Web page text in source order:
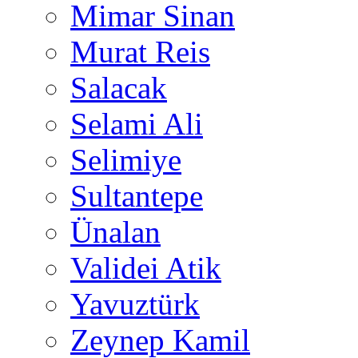
Mimar Sinan
Murat Reis
Salacak
Selami Ali
Selimiye
Sultantepe
Ünalan
Validei Atik
Yavuztürk
Zeynep Kamil